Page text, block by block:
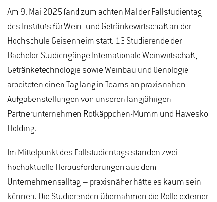
Am 9. Mai 2025 fand zum achten Mal der Fallstudientag
des Instituts für Wein- und Getränkewirtschaft an der
Hochschule Geisenheim statt. 13 Studierende der
Bachelor-Studiengänge Internationale Weinwirtschaft,
Getränketechnologie sowie Weinbau und Oenologie
arbeiteten einen Tag lang in Teams an praxisnahen
Aufgabenstellungen von unseren langjährigen
Partnerunternehmen Rotkäppchen-Mumm und Hawesko
Holding.
Im Mittelpunkt des Fallstudientags standen zwei
hochaktuelle Herausforderungen aus dem
Unternehmensalltag – praxisnäher hätte es kaum sein
können. Die Studierenden übernahmen die Rolle externer